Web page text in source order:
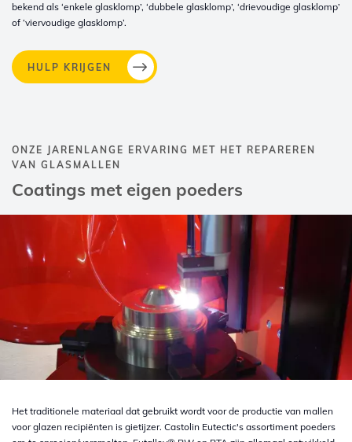
bekend als ‘enkele glasklomp’, ‘dubbele glasklomp’, ‘drievoudige glasklomp’
of ‘viervoudige glasklomp’.
HULP KRIJGEN
ONZE JARENLANGE ERVARING MET HET REPAREREN
VAN GLASMALLEN
Coatings met eigen poeders
Het traditionele materiaal dat gebruikt wordt voor de productie van mallen
voor glazen recipiënten is gietijzer. Castolin Eutectic's assortiment poeders